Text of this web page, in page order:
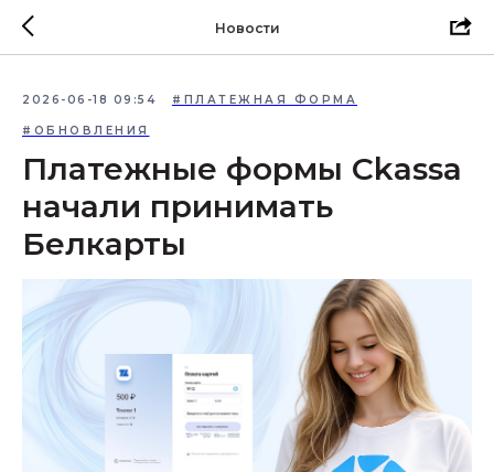
Новости
2026-06-18 09:54 #ПЛАТЕЖНАЯ ФОРМА
#ОБНОВЛЕНИЯ
Платежные формы Ckassa
начали принимать
Белкарты